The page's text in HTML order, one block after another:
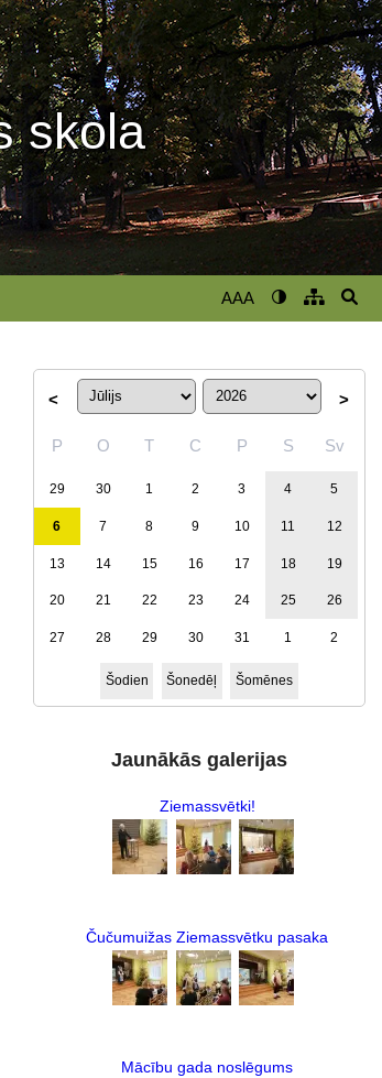
skola
AAA
< >
P O T C P S Sv
29 30 1 2 3 4 5
6 7 8 9 10 11 12
13 14 15 16 17 18 19
20 21 22 23 24 25 26
27 28 29 30 31 1 2
Šodien Šonedēļ Šomēnes
Jaunākās galerijas
Ziemassvētki!
Čučumuižas Ziemassvētku pasaka
Mācību gada noslēgums